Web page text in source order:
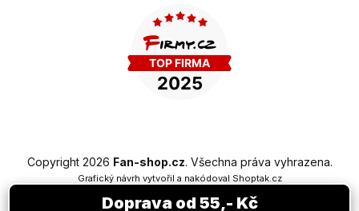
Copyright 2026 Fan-shop.cz. Všechna práva vyhrazena.
Grafický návrh vytvořil a nakódoval Shoptak.cz
Doprava od 55,- Kč